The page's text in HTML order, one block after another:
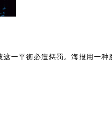
一平衡必遭惩罚。海报用一种